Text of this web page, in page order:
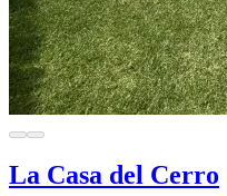
La Casa del Cerro